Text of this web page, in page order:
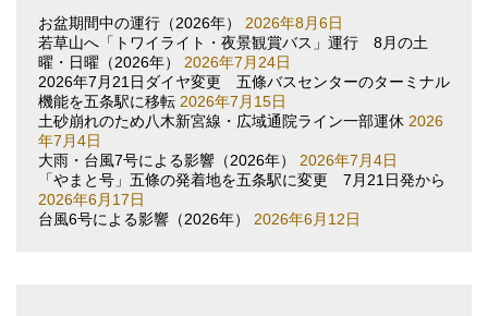
お盆期間中の運行（2026年）
2026年8月6日
若草山へ「トワイライト・夜景観賞バス」運行 8月の土
曜・日曜（2026年）
2026年7月24日
2026年7月21日ダイヤ変更 五條バスセンターのターミナル
機能を五条駅に移転 2026年7月15日
土砂崩れのため八木新宮線・広域通院ライン一部運休 2026
年7月4日
大雨・台風7号による影響（2026年）
2026年7月4日
「やまと号」五條の発着地を五条駅に変更 7月21日発から
2026年6月17日
台風6号による影響（2026年）
2026年6月12日